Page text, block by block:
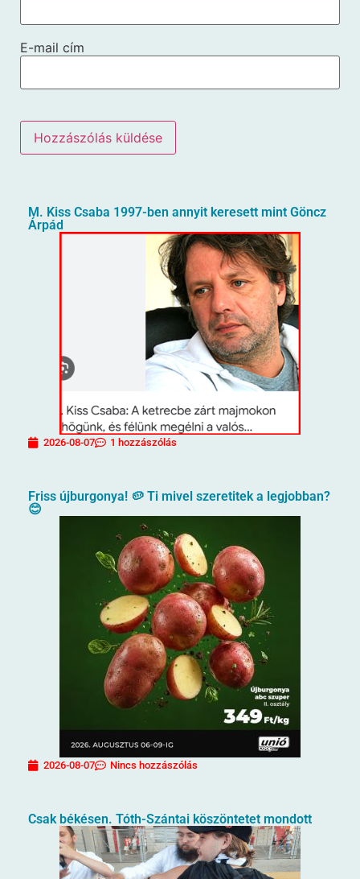
E-mail cím
M. Kiss Csaba 1997-ben annyit keresett mint Göncz
Árpád
2026-08-07 1 hozzászólás
Friss újburgonya! 🥔 Ti mivel szeretitek a legjobban?
😊
2026-08-07 Nincs hozzászólás
Csak békésen. Tóth-Szántai köszöntetet mondott